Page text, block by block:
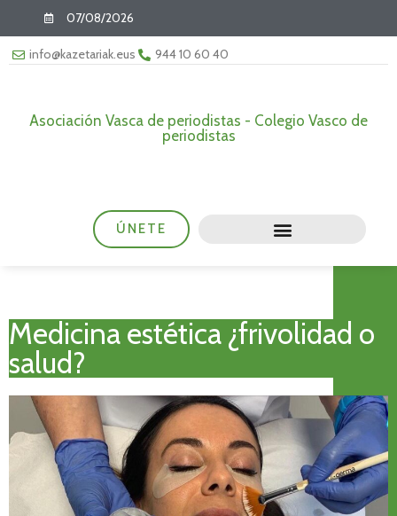
07/08/2026
info@kazetariak.eus 944 10 60 40
Asociación Vasca de periodistas - Colegio Vasco de
periodistas
ÚNETE
Medicina estética ¿frivolidad o
salud?